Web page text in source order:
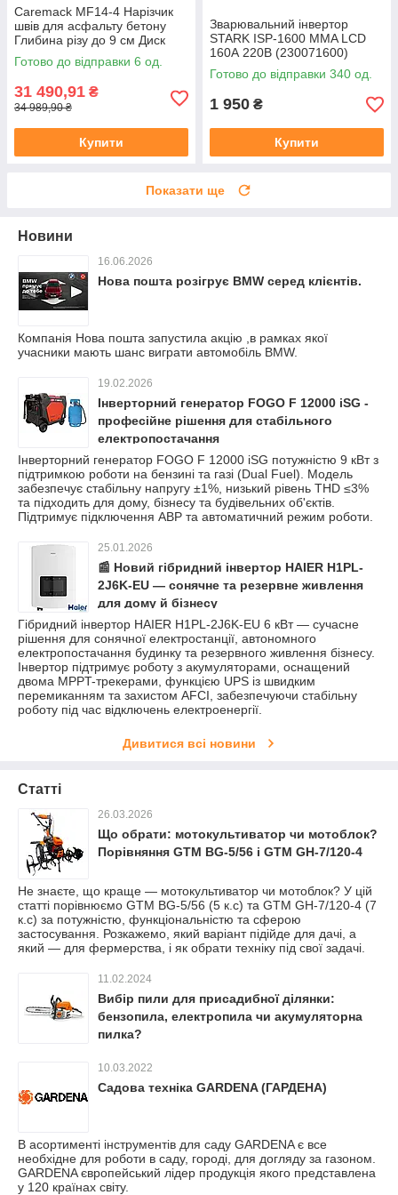
Caremack MF14-4 Нарізчик
швів для асфальту бетону
Глибина різу до 9 см Диск
350 мм Двигун Honda
Готово до відправки 6 од.
31 490,91 ₴
34 989,90 ₴
Купити
Зварювальний інвертор
STARK ISP-1600 MMA LCD
160А 220В (230071600)
Готово до відправки 340 од.
1 950 ₴
Купити
Показати ще
Новини
16.06.2026
Нова пошта розігрує BMW серед клієнтів.
Компанія Нова пошта запустила акцію ,в рамках якої
учасники мають шанс виграти автомобіль BMW.
19.02.2026
Інверторний генератор FOGO F 12000 iSG -
професійне рішення для стабільного
електропостачання
Інверторний генератор FOGO F 12000 iSG потужністю 9 кВт з
підтримкою роботи на бензині та газі (Dual Fuel). Модель
забезпечує стабільну напругу ±1%, низький рівень THD ≤3%
та підходить для дому, бізнесу та будівельних об'єктів.
Підтримує підключення АВР та автоматичний режим роботи.
25.01.2026
📰 Новий гібридний інвертор HAIER H1PL-
2J6K-EU — сонячне та резервне живлення
для дому й бізнесу
Гібридний інвертор HAIER H1PL-2J6K-EU 6 кВт — сучасне
рішення для сонячної електростанції, автономного
електропостачання будинку та резервного живлення бізнесу.
Інвертор підтримує роботу з акумуляторами, оснащений
двома MPPT-трекерами, функцією UPS із швидким
перемиканням та захистом AFCI, забезпечуючи стабільну
роботу під час відключень електроенергії.
Дивитися всі новини
Статті
26.03.2026
Що обрати: мотокультиватор чи мотоблок?
Порівняння GTM BG-5/56 і GTM GH-7/120-4
Не знаєте, що краще — мотокультиватор чи мотоблок? У цій
статті порівнюємо GTM BG-5/56 (5 к.с) та GTM GH-7/120-4 (7
к.с) за потужністю, функціональністю та сферою
застосування. Розкажемо, який варіант підійде для дачі, а
який — для фермерства, і як обрати техніку під свої задачі.
11.02.2024
Вибір пили для присадибної ділянки:
бензопила, електропила чи акумуляторна
пилка?
10.03.2022
Садова техніка GARDENA (ГАРДЕНА)
В асортименті інструментів для саду GARDENA є все
необхідне для роботи в саду, городі, для догляду за газоном.
GARDENA європейський лідер продукція якого представлена ​​
у 120 країнах світу.